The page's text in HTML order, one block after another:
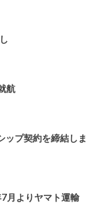
航
ップ契約を締結しま
月よりヤマト運輸